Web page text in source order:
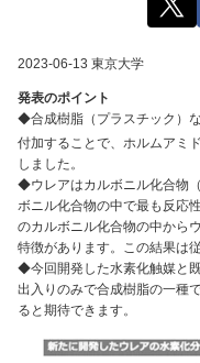
2023-06-13 東京大学
発表のポイント
◆合成樹脂（プラスチック）
付加することで、ホルムアミ
しました。
◆ウレアはカルボニル化合物
ボニル化合物の中で最も反応
のカルボニル化合物の中から
特徴があります。この結果は
◆今回開発した水素化触媒と
出入りのみで合成樹脂の一種
ると期待できます。